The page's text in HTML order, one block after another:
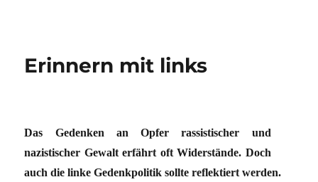
Erinnern mit links
Das Gedenken an Opfer rassistischer und
nazistischer Gewalt erfährt oft Widerstände. Doch
auch die linke Gedenkpolitik sollte reflektiert werden.